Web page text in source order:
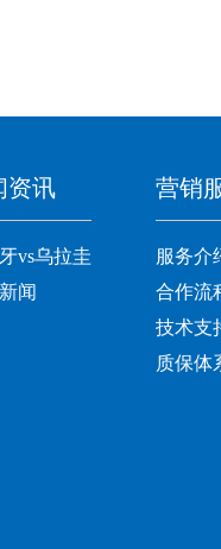
资讯
vs乌拉圭
闻
营销
服务介
合作流
技术支
质保体